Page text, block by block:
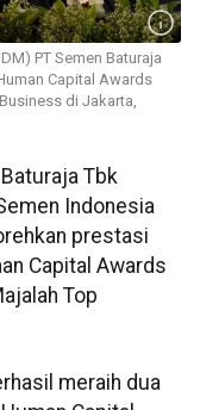
PT Semen Baturaja
Capital Awards
di Jakarta,
Tbk
Indonesia
prestasi
Capital Awards
Top
meraih dua